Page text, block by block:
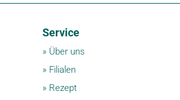
Service
» Über uns
» Filialen
» Rezept